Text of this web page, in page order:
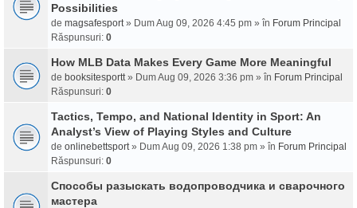
Possibilities
de magsafesport» Dum Aug 09, 2026 4:45 pm » în Forum Principal
Răspunsuri: 0
How MLB Data Makes Every Game More Meaningful
de booksitesportt» Dum Aug 09, 2026 3:36 pm » în Forum Principal
Răspunsuri: 0
Tactics, Tempo, and National Identity in Sport: An
Analyst’s View of Playing Styles and Culture
de onlinebettsport» Dum Aug 09, 2026 1:38 pm » în Forum Principal
Răspunsuri: 0
Способы разыскать водопроводчика и сварочного
мастера